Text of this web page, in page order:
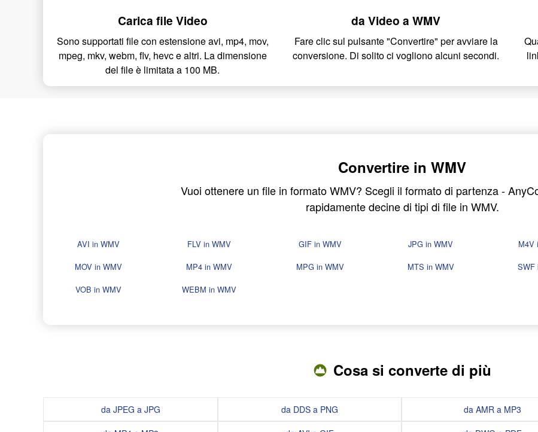
Carica file Video
Sono supportati file con estensione avi, mp4, mov,
mpeg, mkv, webm, flv, hevc e altri. La dimensione
del file è limitata a 100 MB.
da Video a WMV
Fare clic sul pulsante "Convertire" per avviare la
conversione. Di solito ci vogliono alcuni secondi.
Convertire in WMV
Vuoi ottenere un file in formato WMV? Scegli il formato di partenza -
rapidamente decine di tipi di file in WMV.
AVI in WMV FLV in WMV GIF in WMV JPG in WMV M4V
MOV in WMV
MP4 in WMV MPG in WMV MTS in WMV SWF
VOB in WMV
WEBM in WMV
Cosa si converte di più
da JPEG a JPG
da DDS a PNG
da AMR a MP3